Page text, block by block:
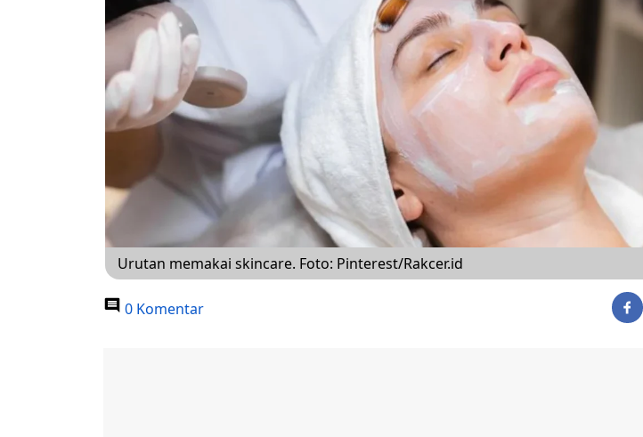
Urutan memakai skincare. Foto: Pinterest/Rakcer.id
0 Komentar